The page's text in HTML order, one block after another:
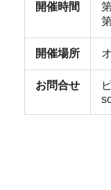
開催時間
開催場所
お問合せ